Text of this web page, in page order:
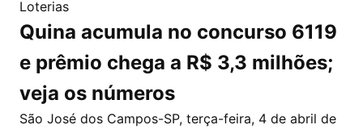
Loterias
Quina acumula no concurso 6119
e prêmio chega a R$ 3,3 milhões;
veja os números
São José dos Campos-SP, terça-feira, 4 de abril de